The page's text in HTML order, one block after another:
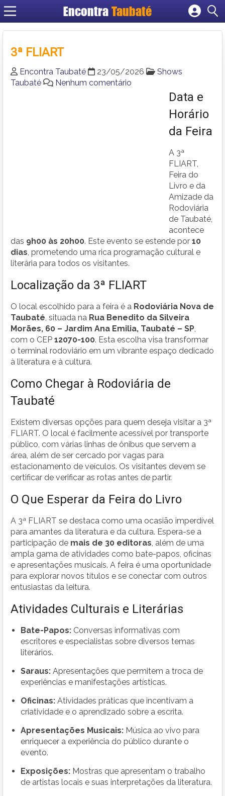
EncontraTaubaté
Cadastrar empresa
3ª FLIART
Encontra Taubaté 23/05/2026
Shows
Taubaté
Nenhum comentário
Data e
Horário
da Feira
A 3ª
FLIART,
Feira do
Livro e da
Amizade da
Rodoviária
de Taubaté,
acontece
das 9h00 às 20h00. Este evento se estende por 10
dias , prometendo uma rica programação cultural e
literária para todos os visitantes.
Localização da 3ª FLIART
O local escolhido para a feira é a Rodoviária Nova de
Taubaté , situada na Rua Benedito da Silveira
Morães, 60 – Jardim Ana Emilia, Taubaté – SP
com o CEP 12070-100. Esta escolha visa transformar
o terminal rodoviário em um vibrante espaço dedicado
à literatura e à cultura.
Como Chegar à Rodoviária de
Taubaté
Existem diversas opções para quem deseja visitar a 3ª
FLIART. O local é facilmente acessível por transporte
público, com várias linhas de ônibus que servem a
área, além de ser cercado por vagas para
estacionamento de veículos. Os visitantes devem se
certificar de verificar as rotas antes de partir.
O Que Esperar da Feira do Livro
A 3ª FLIART se destaca como uma ocasião imperdível
para amantes da literatura e da cultura. Espera-se a
participação de mais de 30 editoras , além de uma
ampla gama de atividades como bate-papos, oficinas
e apresentações musicais. A feira é uma oportunidade
para explorar novos títulos e se conectar com outros
entusiastas da leitura.
Atividades Culturais e Literárias
Bate-Papos: Conversas informativas com
escritores e especialistas sobre diversos temas
literários.
Saraus: Apresentações que permitem a troca de
experiências e manifestações artísticas.
Oficinas: Atividades práticas que incentivam a
criatividade e o aprendizado sobre a escrita.
Apresentações Musicais: Música ao vivo para
enriquecer a experiência do público durante o
evento.
Exposições: Mostras que apresentam o trabalho
de artistas locais e suas interpretações da literatura.